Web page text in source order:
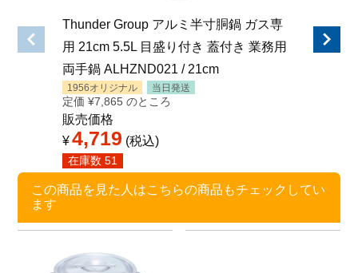
Thunder Group アルミ半寸胴鍋 ガス専
用 21cm 5.5L 目盛り付き 蓋付き 業務用
両手鍋 ALHZND021 / 21cm
1956オリジナル 当日発送
定価 ¥7,865 のところ
販売価格
¥4,719 税込
在庫数 51
用
この商品を見た人はこちらの商品もチェックしてい
ます